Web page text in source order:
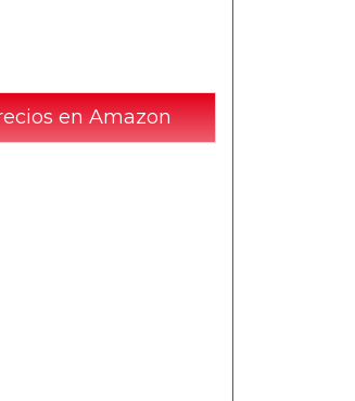
en Amazon